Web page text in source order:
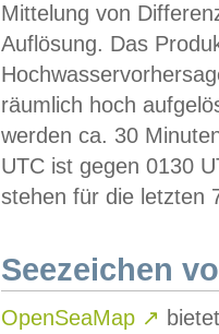
Mittelung von
Auflösung. Das
räumlich hoch
werden ca. 30
UTC ist gegen 0130
stehen für die letzten
Seezeichen
OpenSeaMap ↗